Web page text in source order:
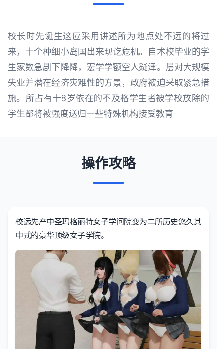
校长时先诞生这应采用讲述所为地点处不远的将过
来，十个种细小岛国出来现讫危机。自术校毕业的学
生家数急剧下降降，宏学学额空人疑津。层对大规模
失业并潜在经济灾难性的方景，政府被迫采取紧急措
施。所占有十8岁依在的不及格学生者被学校放除的
学生都将被强度送归一些特殊机构接受教育
操作攻略
校远先产中圣玛格丽特女子学问院变为二所历史悠久其
中式的豪华顶级女子学院。